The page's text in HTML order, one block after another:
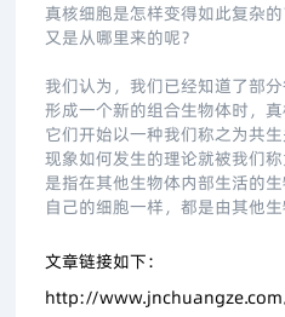
真核细胞是怎样变得如此复杂
又是从哪里来的呢？
我们认为，我们已经知道了部
形成一个新的组合生物体时，
它们开始以一种我们称之为共
现象如何发生的理论就被我们
是指在其他生物体内部生活的
自己的细胞一样，都是由其他
文章链接如下：
http://